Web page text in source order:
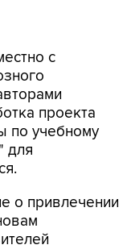
проекта
учебному
для
о привлечении
организаций